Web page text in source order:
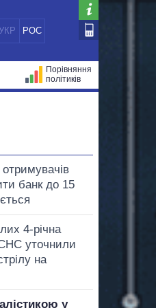
РОС
Порівняння
політиків
отримувачів
банк до 15
4-річна
уточнили
на
у